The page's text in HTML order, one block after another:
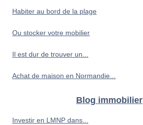
Habiter au bord de la plage
Ou stocker votre mobilier
Il est dur de trouver un...
Achat de maison en Normandie...
Blog immobilier
Investir en LMNP dans...